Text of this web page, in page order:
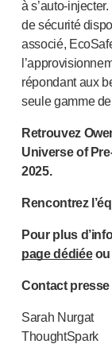
à s’auto-injecter.
de sécurité
associé,
répondant aux
seule gamme de
Retrouvez
Universe of
2025.
Rencontrez
Pour plus
page dédiéeou
Contact presse
Sarah Nurgat
ThoughtSpark